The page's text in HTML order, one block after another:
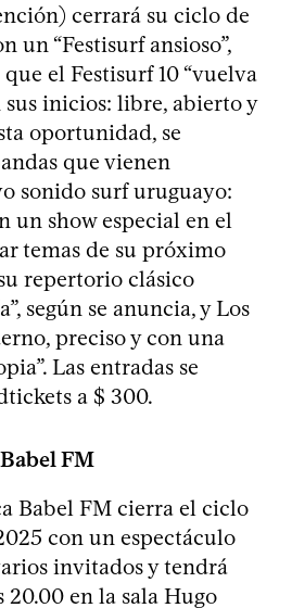
cerrará su ciclo de
un “Festisurf ansioso”,
el Festisurf 10 “vuelva
sus inicios: libre, abierto y
oportunidad, se
que vienen
sonido surf uruguayo:
un show especial en el
temas de su próximo
repertorio clásico
según se anuncia, y Los
preciso y con una
Las entradas se
a $ 300.
FM
Babel FM cierra el ciclo
con un espectáculo
invitados y tendrá
20.00 en la sala Hugo